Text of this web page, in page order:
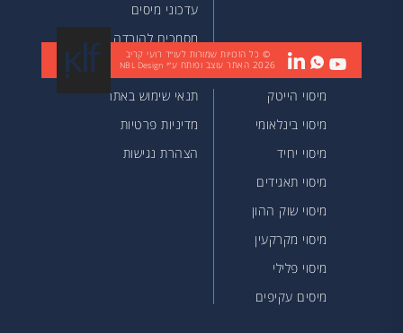
עדכוני מיסים
מסמכים להורדה
מאמרים
מיסוי הייטק
מיסוי בינלאומי
מיסוי יחיד
מיסוי תאגידים
מיסוי שוק ההון
מיסוי מקרקעין
מיסוי פלילי
מיסים עקיפים
תנאי שימוש באתר
מדיניות פרטיות
הצהרת נגישות
© כל הזכויות שמורות לעו״ד רועי קריב
2026 האתר עוצב ופותח ע״י NBL Design